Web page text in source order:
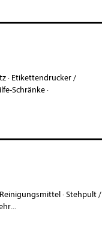
· Etikettendrucker /
Schränke·
Reinigungsmittel·Stehpult /